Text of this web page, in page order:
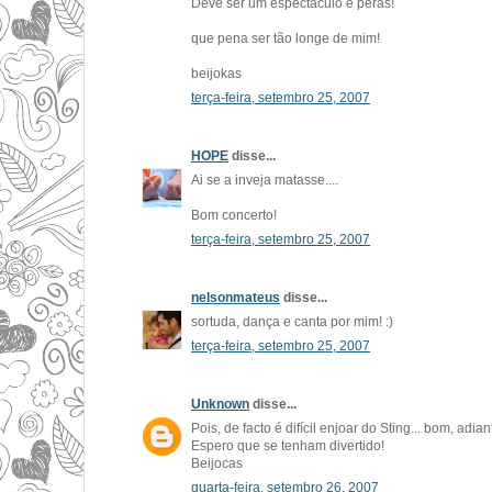
Deve ser um espectáculo e pêras!
que pena ser tão longe de mim!
beijokas
terça-feira, setembro 25, 2007
HOPE disse...
Ai se a inveja matasse....
Bom concerto!
terça-feira, setembro 25, 2007
nelsonmateus disse...
sortuda, dança e canta por mim! :)
terça-feira, setembro 25, 2007
Unknown disse...
Pois, de facto é difícil enjoar do Sting... bom,
Espero que se tenham divertido!
Beijocas
quarta-feira, setembro 26, 2007